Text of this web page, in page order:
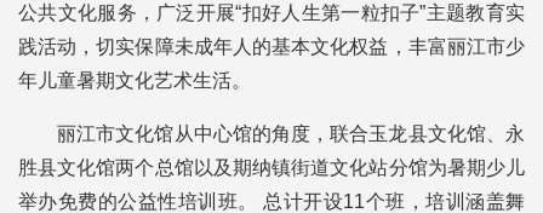
公共文化服务，广泛开展“扣好人生第一粒扣子”主题教育实
践活动，切实保障未成年人的基本文化权益，丰富丽江市少
年儿童暑期文化艺术生活。
丽江市文化馆从中心馆的角度，联合玉龙县文化馆、永
胜县文化馆两个总馆以及期纳镇街道文化站分馆为暑期少儿
举办免费的公益性培训班。 总计开设11个班，培训涵盖舞